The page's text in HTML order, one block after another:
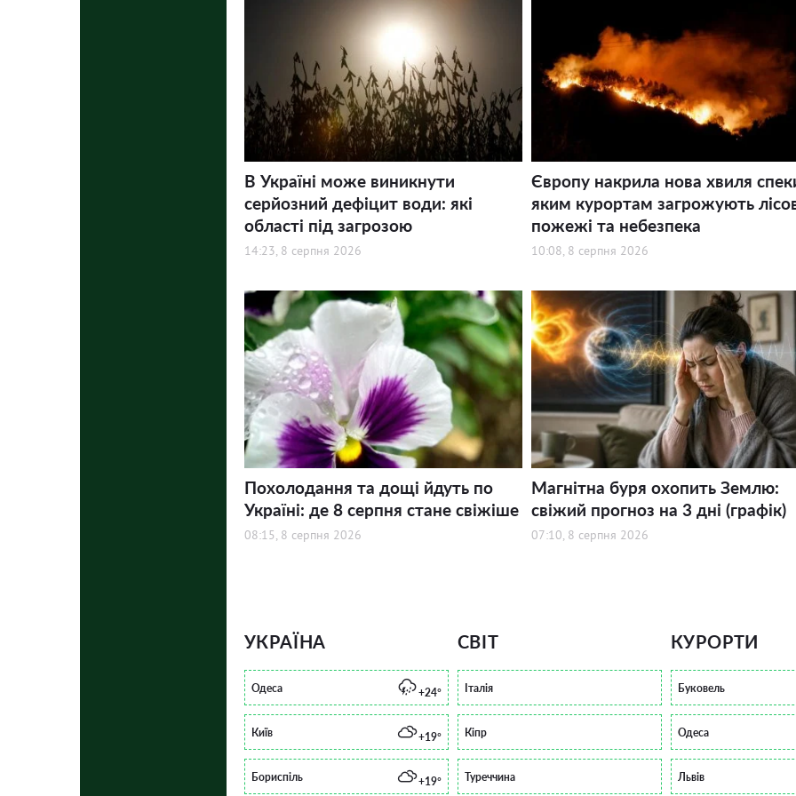
В Україні може виникнути
серйозний дефіцит води: які
області під загрозою
14:23, 8 серпня 2026
Європу накрила нова хвиля
яким курортам загрожують
пожежі та небезпека
10:08, 8 серпня 2026
Похолодання та дощі йдуть по
Україні: де 8 серпня стане свіжіше
08:15, 8 серпня 2026
Магнітна буря охопить Землю:
свіжий прогноз на 3 дні (графік)
07:10, 8 серпня 2026
УКРАЇНА
Одеса +24°
Київ +19°
Бориспіль +19°
СВІТ
Італія
Кіпр
Туреччина
КУРОРТИ
Буковель
Одеса
Львів